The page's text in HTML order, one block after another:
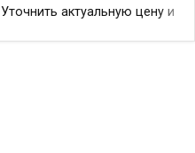
Уточнить актуальную цену и